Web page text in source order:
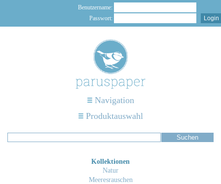
Benutzername:
Passwort:
Navigation
Produktauswahl
Kollektionen
Natur
Meeresrauschen